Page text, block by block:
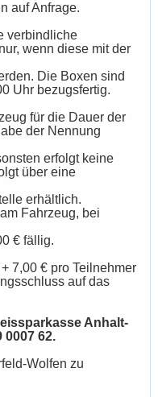
auf Anfrage.
verbindliche
wenn diese mit der
Die Boxen sind
Uhr bezugsfertig.
für die Dauer der
der Nennung
erfolgt keine
über eine
erhältlich.
Fahrzeug, bei
€ fällig.
7,00 € pro Teilnehmer
auf das
Anhalt-
0007 62.
Wolfen zu